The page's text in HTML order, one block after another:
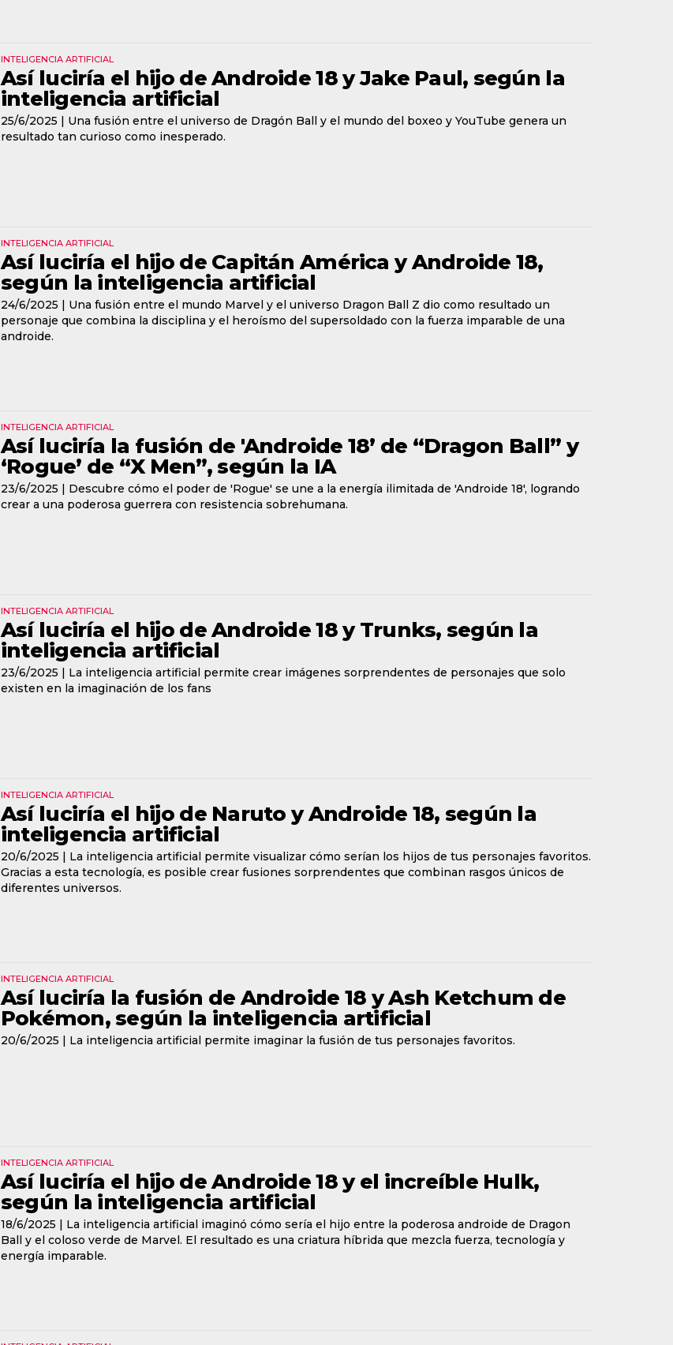
INTELIGENCIA ARTIFICIAL
Así luciría el hijo de Androide 18 y Jake Paul, según la
inteligencia artificial
25/6/2025 | Una fusión entre el universo de Dragón Ball y el mundo del boxeo y YouTube genera un
resultado tan curioso como inesperado.
INTELIGENCIA ARTIFICIAL
Así luciría el hijo de Capitán América y Androide 18,
según la inteligencia artificial
24/6/2025 | Una fusión entre el mundo Marvel y el universo Dragon Ball Z dio como resultado un
personaje que combina la disciplina y el heroísmo del supersoldado con la fuerza imparable de una
androide.
INTELIGENCIA ARTIFICIAL
Así luciría la fusión de 'Androide 18’ de “Dragon Ball” y
‘Rogue’ de “X Men”, según la IA
23/6/2025 | Descubre cómo el poder de 'Rogue' se une a la energía ilimitada de 'Androide 18', logrando
crear a una poderosa guerrera con resistencia sobrehumana.
INTELIGENCIA ARTIFICIAL
Así luciría el hijo de Androide 18 y Trunks, según la
inteligencia artificial
23/6/2025 | La inteligencia artificial permite crear imágenes sorprendentes de personajes que solo
existen en la imaginación de los fans
INTELIGENCIA ARTIFICIAL
Así luciría el hijo de Naruto y Androide 18, según la
inteligencia artificial
20/6/2025 | La inteligencia artificial permite visualizar cómo serían los hijos de tus personajes favoritos.
Gracias a esta tecnología, es posible crear fusiones sorprendentes que combinan rasgos únicos de
diferentes universos.
INTELIGENCIA ARTIFICIAL
Así luciría la fusión de Androide 18 y Ash Ketchum de
Pokémon, según la inteligencia artificial
20/6/2025 | La inteligencia artificial permite imaginar la fusión de tus personajes favoritos.
INTELIGENCIA ARTIFICIAL
Así luciría el hijo de Androide 18 y el increíble Hulk,
según la inteligencia artificial
18/6/2025 | La inteligencia artificial imaginó cómo sería el hijo entre la poderosa androide de Dragon
Ball y el coloso verde de Marvel. El resultado es una criatura híbrida que mezcla fuerza, tecnología y
energía imparable.